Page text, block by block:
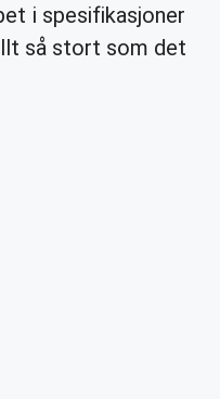
i spesifikasjoner
så stort som det